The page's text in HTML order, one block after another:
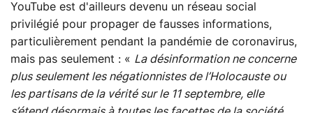
YouTube est d'ailleurs devenu un réseau social
privilégié pour propager de fausses informations,
particulièrement pendant la pandémie de coronavirus,
mais pas seulement : « La désinformation ne concerne
plus seulement les négationnistes de l’Holocauste ou
les partisans de la vérité sur le 11 septembre, elle